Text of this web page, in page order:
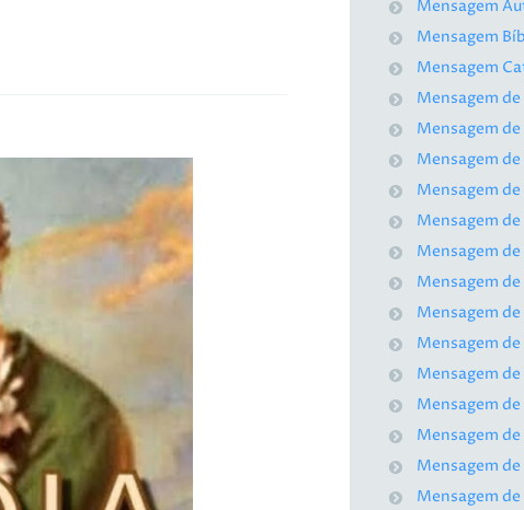
Mensagem
Mensagem
Mensagem
Mensagem
Mensagem
Mensagem
Mensagem
Mensagem
Mensagem
Mensagem de
Mensagem
Mensagem
Mensagem
Mensagem
Mensagem
Mensagem
Mensagem